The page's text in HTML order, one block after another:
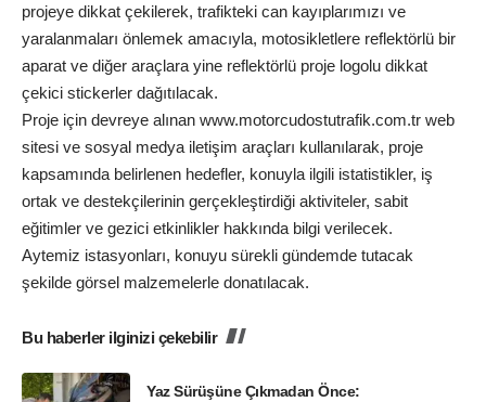
projeye dikkat çekilerek, trafikteki can kayıplarımızı ve
yaralanmaları önlemek amacıyla, motosikletlere reflektörlü bir
aparat ve diğer araçlara yine reflektörlü proje logolu dikkat
çekici stickerler dağıtılacak.
Proje için devreye alınan www.motorcudostutrafik.com.tr web
sitesi ve sosyal medya iletişim araçları kullanılarak, proje
kapsamında belirlenen hedefler, konuyla ilgili istatistikler, iş
ortak ve destekçilerinin gerçekleştirdiği aktiviteler, sabit
eğitimler ve gezici etkinlikler hakkında bilgi verilecek.
Aytemiz istasyonları, konuyu sürekli gündemde tutacak
şekilde görsel malzemelerle donatılacak.
Bu haberler ilginizi çekebilir
Yaz Sürüşüne Çıkmadan Önce: